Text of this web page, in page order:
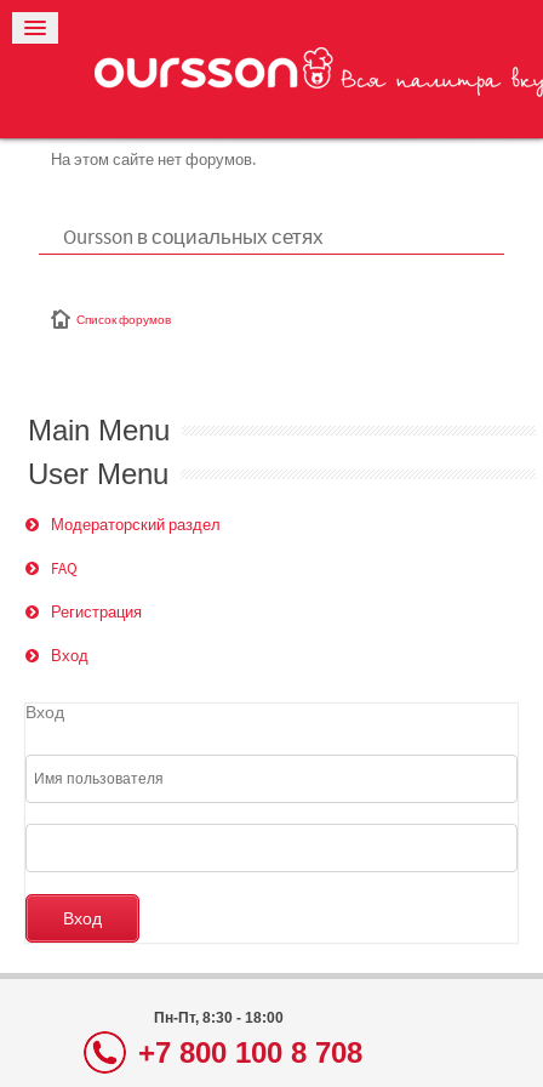
На этом сайте нет форумов.
Oursson в социальных сетях
Список форумов
Main Menu
User Menu
Модераторский раздел
FAQ
Регистрация
Вход
Вход
Пн-Пт, 8:30 - 18:00
+7 800 100 8 708